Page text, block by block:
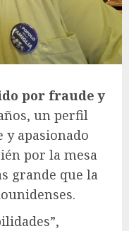
por fraude y
un perfil
apasionado
por la mesa
grande que la